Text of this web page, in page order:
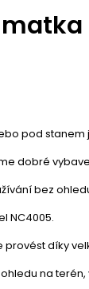
pod stanem
dobré
bez
NC4005.
díky
na